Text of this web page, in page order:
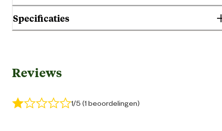
Specificaties
Reviews
1/5 (1 beoordelingen)